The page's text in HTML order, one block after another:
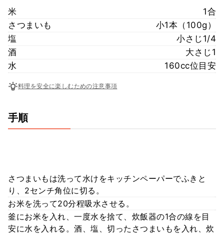
米
1合
さつまいも
小1本（100g）
塩
小さじ1/4
酒
大さじ1
水
160cc位目安
料理を安全に楽しむための注意事項
手順
さつまいもは洗って水けをキッチンペーパーでふきと
り、2センチ角位に切る。
お米を洗って20分程吸水させる。
釜にお米を入れ、一度水を捨て、炊飯器の1合の線を目
安に水を入れる。酒、塩、切ったさつまいもを入れ、炊